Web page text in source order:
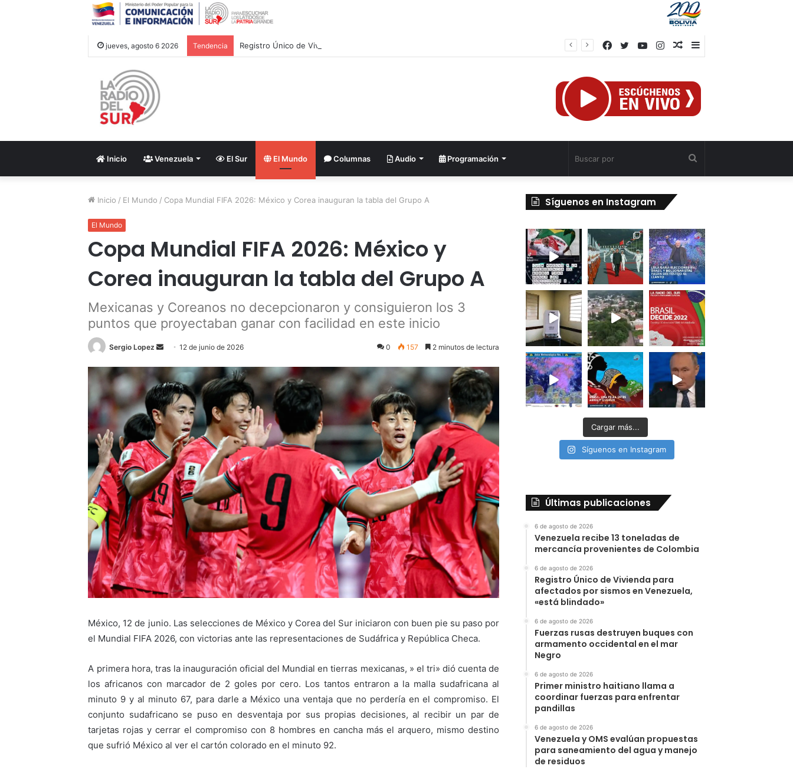
jueves, agosto 6 2026 Tendencia Registro Único de Vivienda para afectados por sismos en Venezuela, «está blindado»
Barra
Publicación
azar
Instagram
YouTube
Twitter
Facebook
Inicio Venezuela El Sur El Mundo Columnas Audio Programación
Inicio / El Mundo / Copa Mundial FIFA 2026: México y Corea inauguran la tabla del Grupo A
El Mundo
Copa Mundial FIFA 2026: México y
Corea inauguran la tabla del Grupo A
Mexicanas y Coreanos no decepcionaron y consiguieron los 3
puntos que proyectaban ganar con facilidad en este inicio
Sergio Lopez
Send12 de junio de 2026 0 157 2 minutos de lectura
México, 12 de junio. Las selecciones de México y Corea del Sur iniciaron con buen pie su paso por
el Mundial FIFA 2026, con victorias ante las representaciones de Sudáfrica y República Checa.
A primera hora, tras la inauguración oficial del Mundial en tierras mexicanas, » el tri» dió cuenta de
los africanos con marcador de 2 goles por cero. Los tantos entraron a la malla sudafricana al
minuto 9 y al minuto 67, para darle a México una ventaja que no perdería en el compromiso. El
conjunto sudafricano se puso en desventaja por sus propias decisiones, al recibir un par de
tarjetas rojas y cerrar el compromiso con 8 hombres en cancha más el arquero, mismo destino
que sufrió México al ver el cartón colorado en el minuto 92.
Síguenos en Instagram
Cargar más...
Síguenos en Instagram
Últimas publicaciones
6 de agosto de 2026
Venezuela recibe 13 toneladas de
mercancía provenientes de Colombia
6 de agosto de 2026
Registro Único de Vivienda para
afectados por sismos en Venezuela,
«está blindado»
6 de agosto de 2026
Fuerzas rusas destruyen buques con
armamento occidental en el mar
Negro
6 de agosto de 2026
Primer ministro haitiano llama a
coordinar fuerzas para enfrentar
pandillas
6 de agosto de 2026
Venezuela y OMS evalúan propuestas
para saneamiento del agua y manejo
de residuos